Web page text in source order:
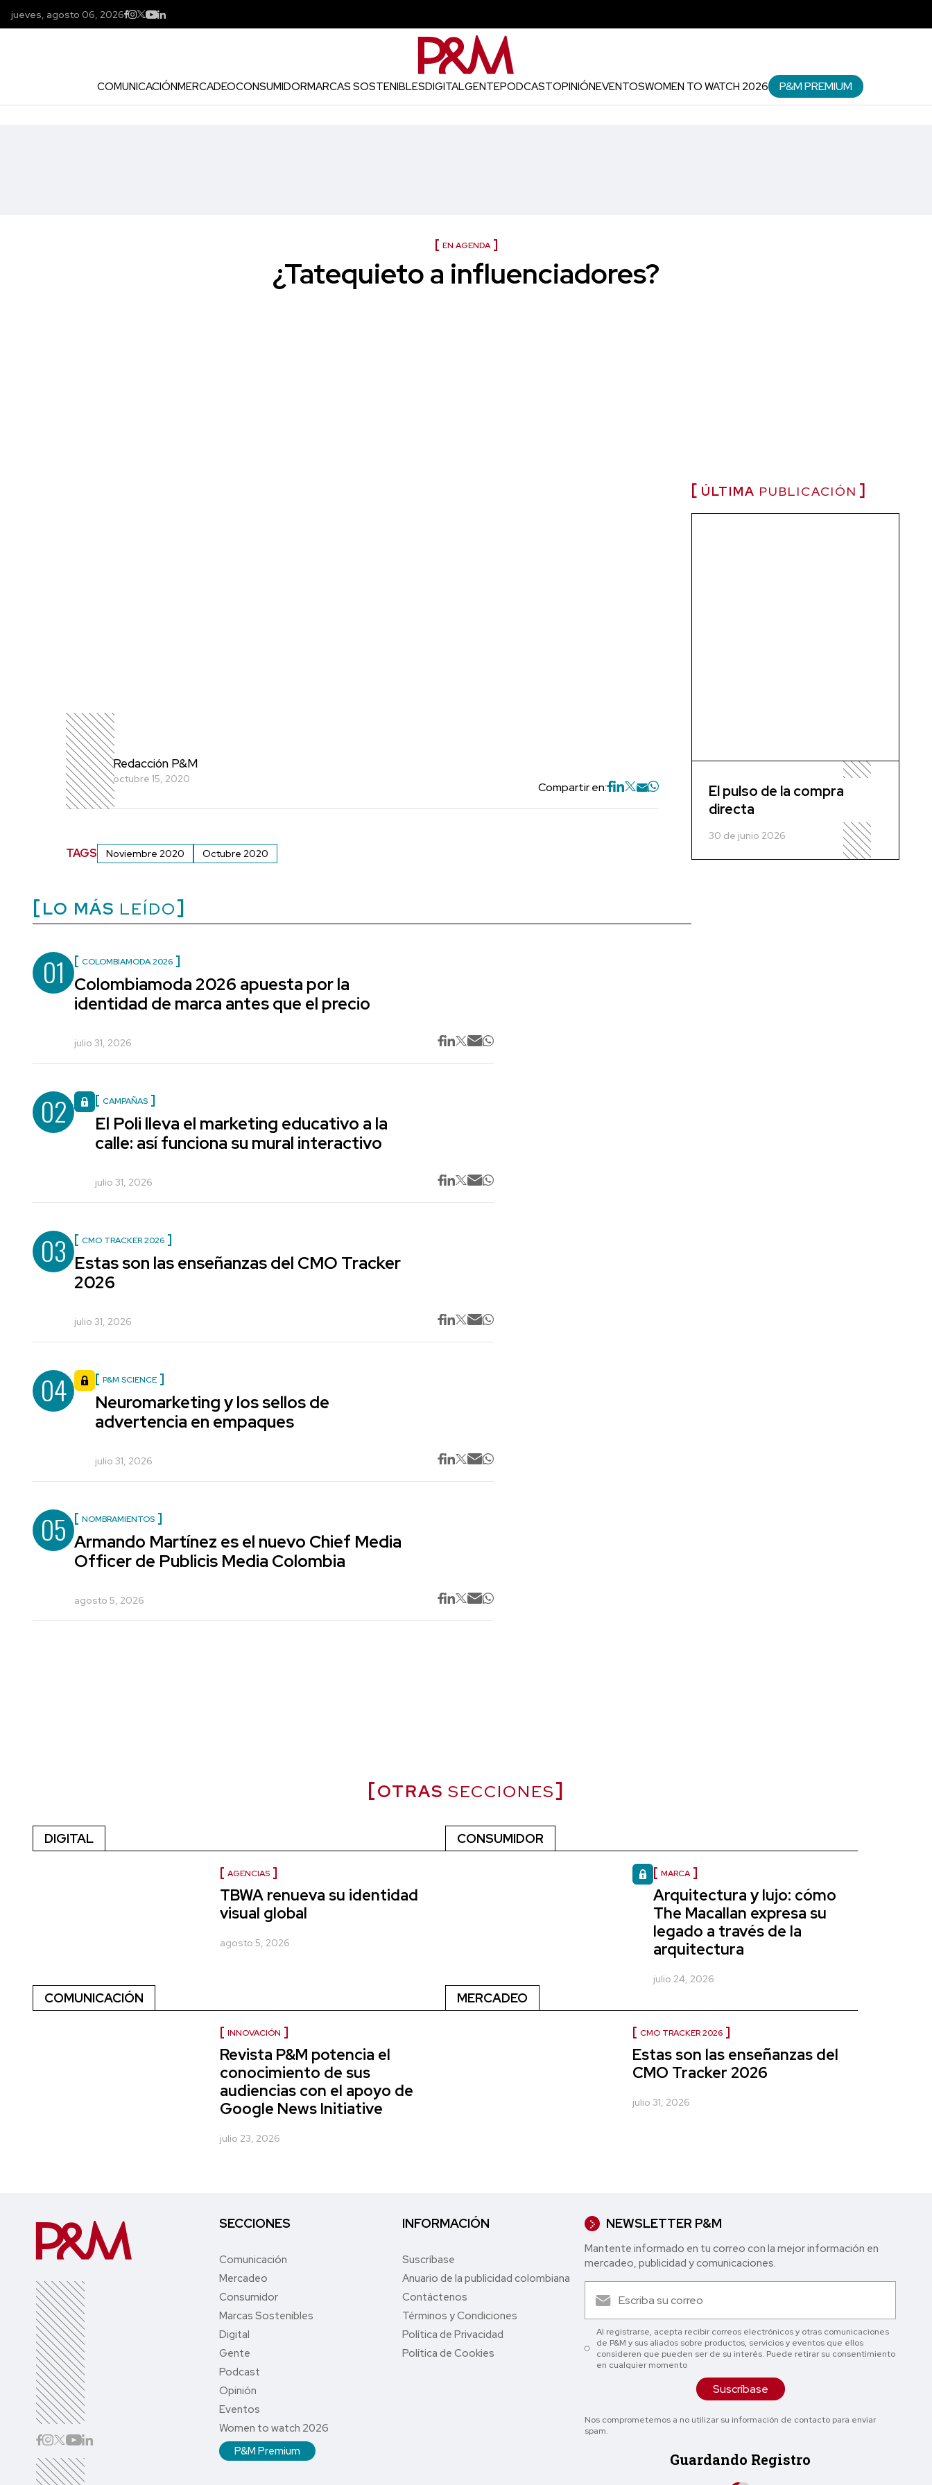
jueves, agosto 06, 2026
COMUNICACIÓNMERCADEOCONSUMIDORMARCAS SOSTENIBLESDIGITALGENTEPODCASTOPINIÓNEVENTOSWOMEN TO WATCH 2026 P&M PREMIUM
EN AGENDA
¿Tatequieto a influenciadores?
Redacción P&M
octubre 15, 2020
Compartir en:
TAGS Noviembre 2020 Octubre 2020
LO MÁS LEÍDO
01 COLOMBIAMODA 2026
Colombiamoda 2026 apuesta por la
identidad de marca antes que el precio
julio 31, 2026
02 CAMPAÑAS
El Poli lleva el marketing educativo a la
calle: así funciona su mural interactivo
julio 31, 2026
03 CMO TRACKER 2026
Estas son las enseñanzas del CMO Tracker
2026
julio 31, 2026
04 P&M SCIENCE
Neuromarketing y los sellos de
advertencia en empaques
julio 31, 2026
05 NOMBRAMIENTOS
Armando Martínez es el nuevo Chief Media
Officer de Publicis Media Colombia
agosto 5, 2026
ÚLTIMA PUBLICACIÓN
El pulso de la compra
directa
30 de junio 2026
OTRAS SECCIONES
DIGITAL
AGENCIAS
TBWA renueva su identidad
visual global
agosto 5, 2026
CONSUMIDOR
MARCA
Arquitectura y lujo: cómo
The Macallan expresa su
legado a través de la
arquitectura
julio 24, 2026
COMUNICACIÓN
INNOVACIÓN
Revista P&M potencia el
conocimiento de sus
audiencias con el apoyo de
Google News Initiative
julio 23, 2026
MERCADEO
CMO TRACKER 2026
Estas son las enseñanzas del
CMO Tracker 2026
julio 31, 2026
SECCIONES
Comunicación
Mercadeo
Consumidor
Marcas Sostenibles
Digital
Gente
Podcast
Opinión
Eventos
Women to watch 2026
P&M Premium
INFORMACIÓN
Suscríbase
Anuario de la publicidad colombiana
Contáctenos
Términos y Condiciones
Política de Privacidad
Política de Cookies
NEWSLETTER P&M
Mantente informado en tu correo con la mejor in formación en
mercadeo, publicidad y comunicaciones.
Al registrarse, acepta recibir correos electrónicos y otras comunicaciones
de P&M y sus aliados sobre productos, servicios y eventos que ellos
consideren que pueden ser de su interés. Puede retirar su consentimiento
en cualquier momento
Suscríbase
Nos comprometemos a no utilizar su información de contacto para enviar
spam.
Guardando Registro